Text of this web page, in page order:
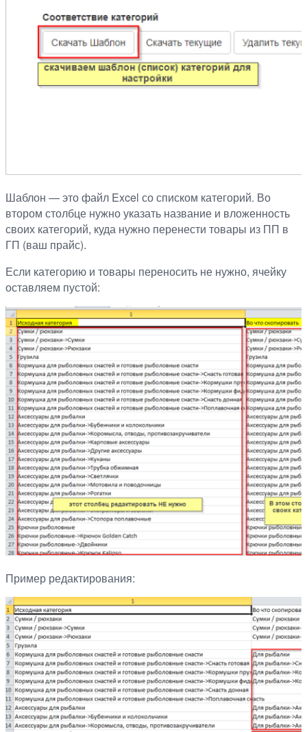
Шаблон — это файл Excel со списком категорий. Во
втором столбце нужно указать название и вложенность
своих категорий, куда нужно перенести товары из ПП в
ГП (ваш прайс).
Если категорию и товары переносить не нужно, ячейку
оставляем пустой:
Пример редактирования: